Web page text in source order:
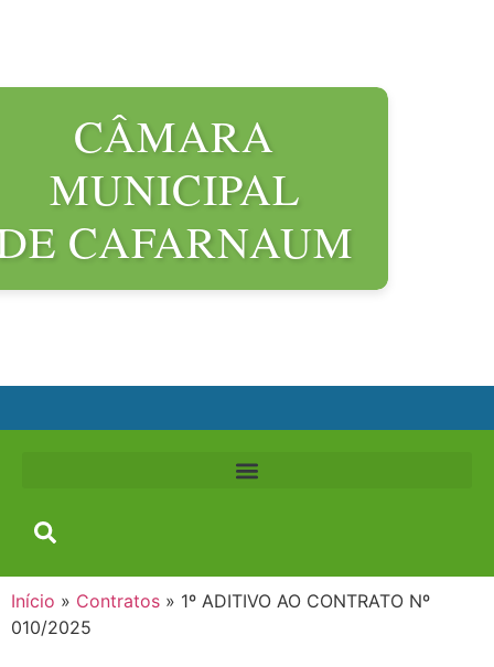
CÂMARA
MUNICIPAL
CAFARNAUM
Início » Contratos » 1º ADITIVO AO CONTRATO Nº
010/2025